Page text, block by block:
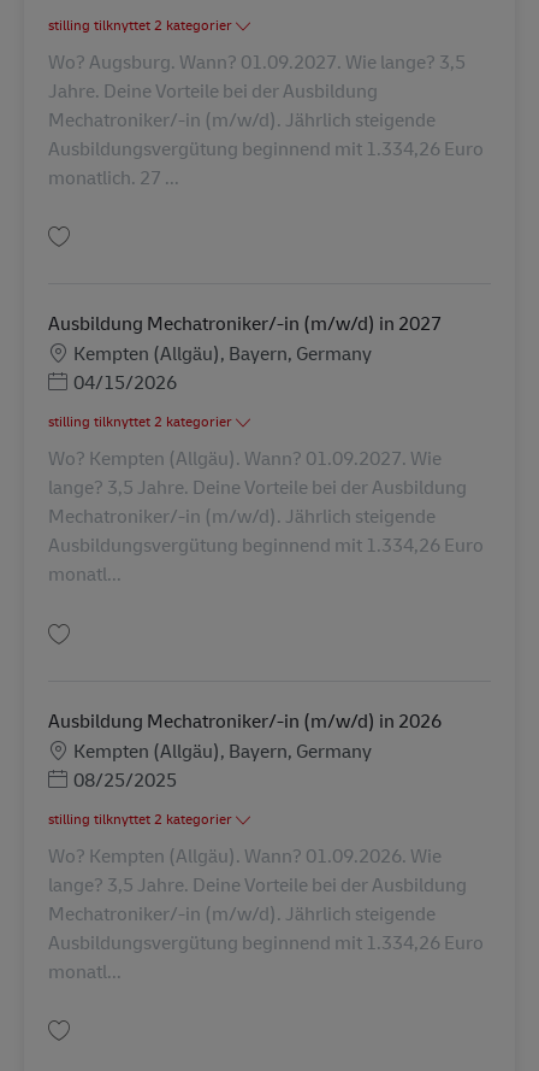
stilling tilknyttet 2 kategorier
Wo? Augsburg. Wann? 01.09.2027. Wie lange? 3,5
Jahre. Deine Vorteile bei der Ausbildung
Mechatroniker/-in (m/w/d). Jährlich steigende
Ausbildungsvergütung beginnend mit 1.334,26 Euro
monatlich. 27 ...
Ausbildung Mechatroniker/-in (m/w/d) in 2027
Lokation
Kempten (Allgäu), Bayern, Germany
Posted Date
04/15/2026
stilling tilknyttet 2 kategorier
Wo? Kempten (Allgäu). Wann? 01.09.2027. Wie
lange? 3,5 Jahre. Deine Vorteile bei der Ausbildung
Mechatroniker/-in (m/w/d). Jährlich steigende
Ausbildungsvergütung beginnend mit 1.334,26 Euro
monatl...
Ausbildung Mechatroniker/-in (m/w/d) in 2026
Lokation
Kempten (Allgäu), Bayern, Germany
Posted Date
08/25/2025
stilling tilknyttet 2 kategorier
Wo? Kempten (Allgäu). Wann? 01.09.2026. Wie
lange? 3,5 Jahre. Deine Vorteile bei der Ausbildung
Mechatroniker/-in (m/w/d). Jährlich steigende
Ausbildungsvergütung beginnend mit 1.334,26 Euro
monatl...